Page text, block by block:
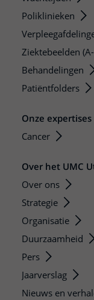
Poliklinieken
Ziektebeelden
Behandelingen
Patiëntfolders
Onze expertises
Cancer
Over het UMC
Over ons
Strategie
Organisatie
Duurzaamheid
Pers
Jaarverslag
Nieuws en